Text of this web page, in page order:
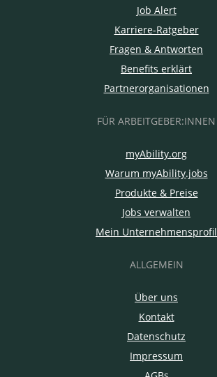
Job Alert
Karriere-Ratgeber
Fragen & Antworten
Benefits erklärt
Partnerorganisationen
FÜR ARBEITGEBER:INNEN
myAbility.org
Warum myAbility.jobs
Produkte & Preise
Jobs verwalten
Mein Unternehmensprofil
ALLGEMEIN
Über uns
Kontakt
Datenschutz
Impressum